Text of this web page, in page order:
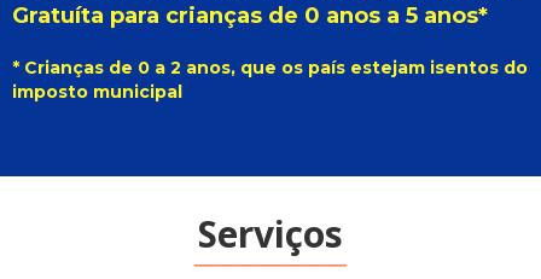
Gratuíta para crianças de 0 anos a 5 anos*
* Crianças de 0 a 2 anos, que os país estejam isentos do
imposto municipal
Serviços
_________